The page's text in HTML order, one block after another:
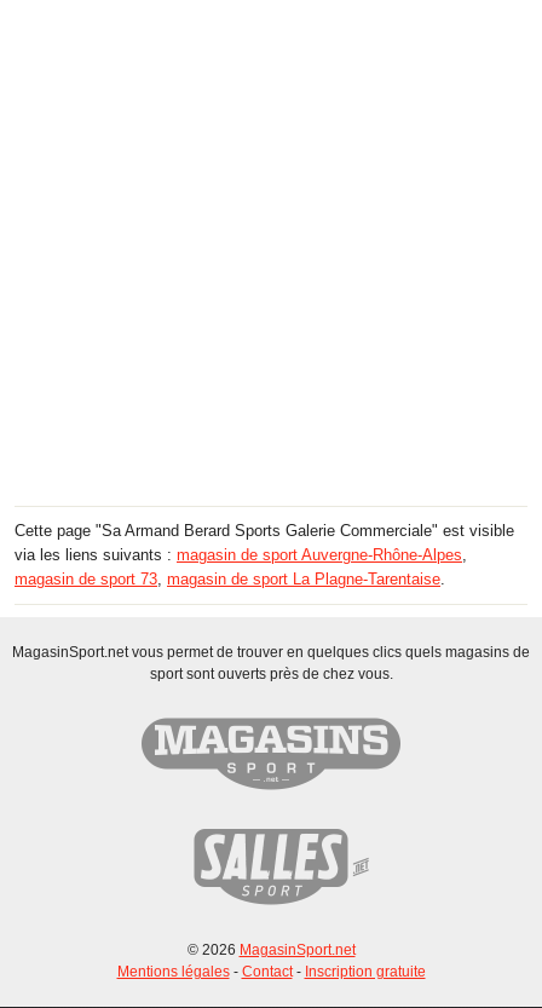
Cette page "Sa Armand Berard Sports Galerie Commerciale" est visible
via les liens suivants : magasin de sport Auvergne-Rhône-Alpes,
magasin de sport 73, magasin de sport La Plagne-Tarentaise.
MagasinSport.net vous permet de trouver en quelques clics quels magasins de
sport sont ouverts près de chez vous.
© 2026 MagasinSport.net
Mentions légales- Contact- Inscription gratuite